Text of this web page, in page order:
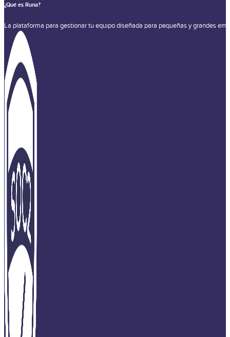
¿Qué es Runa?
La plataforma para gestionar tu equipo diseñada para pequeñas y grandes